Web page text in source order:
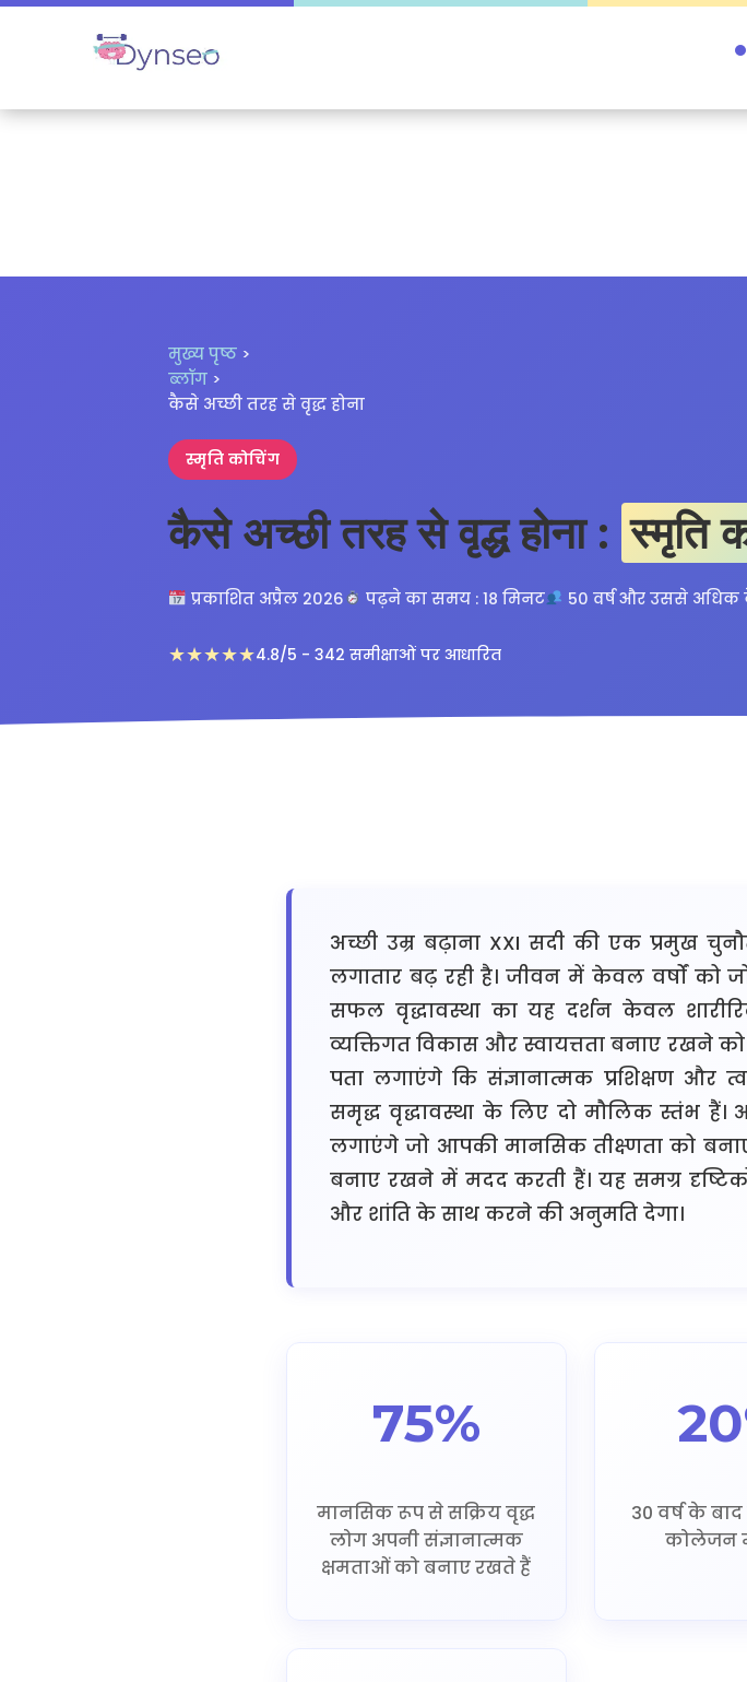
मुख्य पृष्ठ >
ब्लॉग >
कैसे अच्छी तरह से वृद्ध होना
स्मृति कोचिंग
कैसे अच्छी तरह से वृद्ध होना : स्मृति
प्रकाशित अप्रैल 2026 पढ़ने का समय : 18 मिनट 50 वर्ष और उससे अधिक
★★★★★4.8/5 - 342 समीक्षाओं पर आधारित
अच्छी उम्र बढ़ाना XXI सदी की एक प्रमुख
लगातार बढ़ रही है। जीवन में केवल वर्षों को
सफल वृद्धावस्था का यह दर्शन केवल
व्यक्तिगत विकास और स्वायत्तता बनाए रखने
पता लगाएंगे कि संज्ञानात्मक प्रशिक्षण
समृद्ध वृद्धावस्था के लिए दो मौलिक स्तंभ हैं।
लगाएंगे जो आपकी मानसिक तीक्ष्णता को
बनाए रखने में मदद करती हैं। यह समग्र
और शांति के साथ करने की अनुमति देगा।
75%
मानसिक रूप से सक्रिय वृद्ध
लोग अपनी संज्ञानात्मक
क्षमताओं को बनाए रखते हैं
30 वर्ष के
कोलेजन